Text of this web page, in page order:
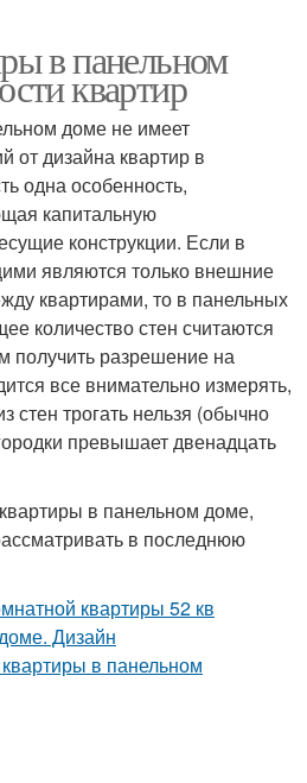
в панельном
квартир
доме не имеет
от дизайна квартир в
одна особенность,
капитальную
конструкции. Если в
являются только внешние
квартирами, то в панельных
количество стен считаются
разрешение на
все внимательно измерять,
стен трогать нельзя (обычно
превышает двенадцать
в панельном доме,
в последнюю